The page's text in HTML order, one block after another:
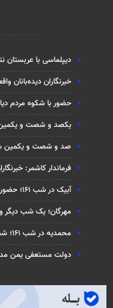
دیپلماسی با
خبرنگاران دیده‌بانان
حضور با شکوه مردم
یکصد و شصت و یکمین
صد و شصت و یکمین
فرماندار کاشمر:
آبیک در شب ۱۶۱؛ حضور مردم ادامه یافت
مهرگان؛ یک شب دیگر
محمدیه در شب ۱۶۱؛ شب دیگری از حضور مردم در میدان
دولت مستعفی یمن